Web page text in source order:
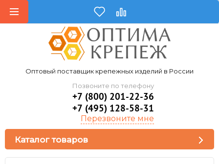
Оптовый поставщик крепежных изделий в России
Позвоните по телефону
+7 (800) 201-22-36
+7 (495) 128-58-31
Перезвоните мне
Каталог товаров